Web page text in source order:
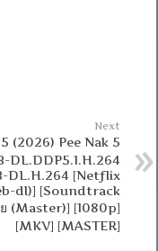
Next
(2026) Pee Nak 5
DL.DDP5.1.H.264
DL.H.264 [Netflix
dl)] [Soundtrack
(Master)] [1080p]
[MKV] [MASTER]